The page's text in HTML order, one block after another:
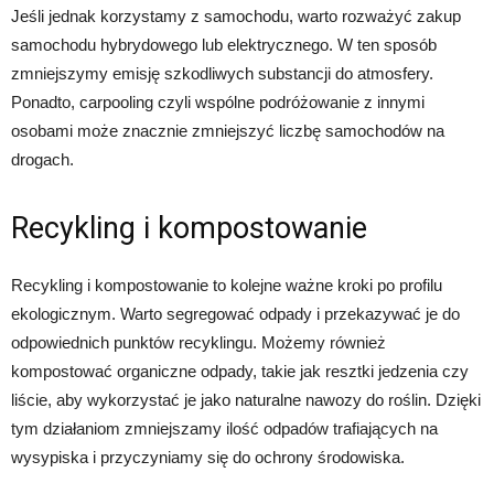
Jeśli jednak korzystamy z samochodu, warto rozważyć zakup
samochodu hybrydowego lub elektrycznego. W ten sposób
zmniejszymy emisję szkodliwych substancji do atmosfery.
Ponadto, carpooling czyli wspólne podróżowanie z innymi
osobami może znacznie zmniejszyć liczbę samochodów na
drogach.
Recykling i kompostowanie
Recykling i kompostowanie to kolejne ważne kroki po profilu
ekologicznym. Warto segregować odpady i przekazywać je do
odpowiednich punktów recyklingu. Możemy również
kompostować organiczne odpady, takie jak resztki jedzenia czy
liście, aby wykorzystać je jako naturalne nawozy do roślin. Dzięki
tym działaniom zmniejszamy ilość odpadów trafiających na
wysypiska i przyczyniamy się do ochrony środowiska.